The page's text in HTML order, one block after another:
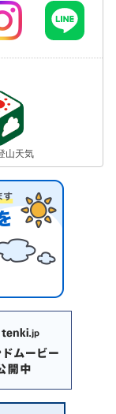
山天気